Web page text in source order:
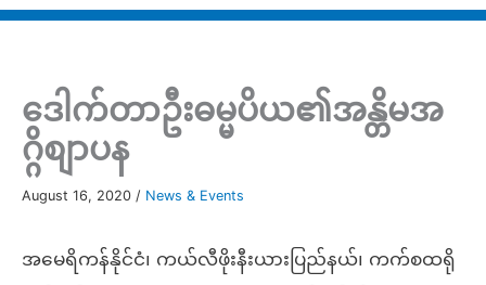
ဒေါက်တာဦးဓမ္မပိယ၏အန္တိမအ
ဂ္ဂိစျာပန
August 16, 2020 / News & Events
အမေရိကန်နိုင်ငံ၊ ကယ်လီဖိုးနီးယားပြည်နယ်၊ ကက်စထရို